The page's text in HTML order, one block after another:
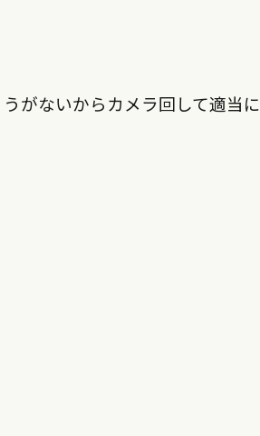
がないからカメラ回して適当に